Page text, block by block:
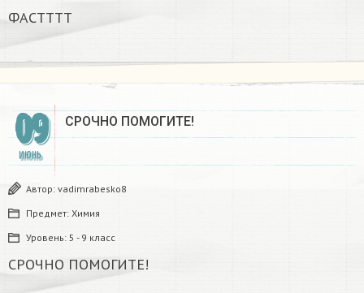
ФАСТТТТ
09
ИЮНЬ
СРОЧНО ПОМОГИТЕ!​
Автор: vadimrabesko8
Предмет: Химия
Уровень: 5 - 9 класс
СРОЧНО ПОМОГИТЕ!​